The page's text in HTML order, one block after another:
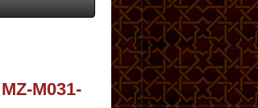
M031-